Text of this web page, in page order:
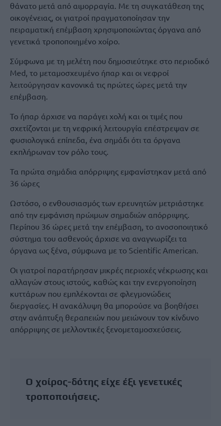
θάνατο μετά από αιμορραγία. Με τη συγκατάθεση της
οικογένειας, οι γιατροί πραγματοποίησαν την
πειραματική επέμβαση χρησιμοποιώντας όργανα από
γενετικά τροποποιημένο χοίρο.
Σύμφωνα με τη μελέτη που δημοσιεύτηκε στο περιοδικό
Med, το μεταμοσχευμένο ήπαρ και οι νεφροί
λειτούργησαν κανονικά τις πρώτες ώρες μετά την
επέμβαση.
Το ήπαρ άρχισε να παράγει χολή και οι τιμές που
σχετίζονται με τη νεφρική λειτουργία επέστρεψαν σε
φυσιολογικά επίπεδα, ένα σημάδι ότι τα όργανα
εκπλήρωναν τον ρόλο τους.
Τα πρώτα σημάδια απόρριψης εμφανίστηκαν μετά από
36 ώρες
Ωστόσο, ο ενθουσιασμός των ερευνητών μετριάστηκε
από την εμφάνιση πρώιμων σημαδιών απόρριψης.
Περίπου 36 ώρες μετά την επέμβαση, το ανοσοποιητικό
σύστημα του ασθενούς άρχισε να αναγνωρίζει τα
όργανα ως ξένα, σύμφωνα με το Scientific American.
Οι γιατροί παρατήρησαν μικρές περιοχές νέκρωσης και
αλλαγών στους ιστούς, καθώς και την ενεργοποίηση
κυττάρων που εμπλέκονται σε φλεγμονώδεις
διεργασίες. Η ανακάλυψη θα μπορούσε να βοηθήσει
στην ανάπτυξη θεραπειών που μειώνουν τον κίνδυνο
απόρριψης σε μελλοντικές ξενομεταμοσχεύσεις.
Ο χοίρος-δότης είχε έξι γενετικές
τροποποιήσεις.